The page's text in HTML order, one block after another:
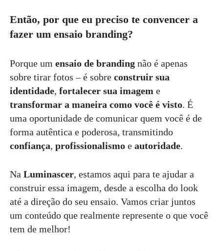
Então, por que eu preciso te convencer a
fazer um ensaio branding?
Porque um ensaio de branding não é apenas
sobre tirar fotos – é sobre construir sua
identidade, fortalecer sua imagem e
transformar a maneira como você é visto. É
uma oportunidade de comunicar quem você é de
forma autêntica e poderosa, transmitindo
confiança, profissionalismo e autoridade.
Na Luminascer, estamos aqui para te ajudar a
construir essa imagem, desde a escolha do look
até a direção do seu ensaio. Vamos criar juntos
um conteúdo que realmente represente o que você
tem de melhor!